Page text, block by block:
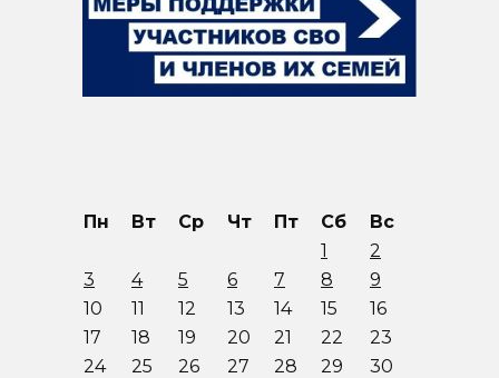
Пн Вт Ср Чт Пт Сб
Вс
1
2
3
4 5 6 7 8
9
10
11 12 13 14 15
16
17
18 19 20 21 22
23
24
25 26 27 28 29
30